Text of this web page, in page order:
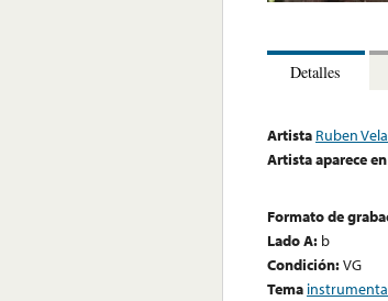
Detalles
Artista Ruben Vela
Artista aparece
Formato de
Lado A: b
Condición:VG
Tema